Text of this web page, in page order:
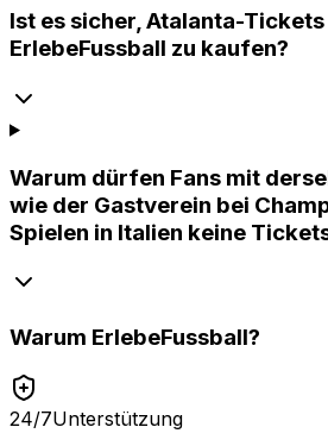
Ist es sicher, Atalanta-
ErlebeFussball zu kaufen?
Warum dürfen Fans mit
wie der Gastverein bei
Spielen in Italien keine
Warum ErlebeFussball?
24/7Unterstützung